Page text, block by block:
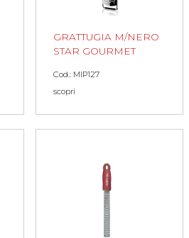
GRATTUGIA M/NERO
STAR GOURMET
Cod.: MIP127
scopri